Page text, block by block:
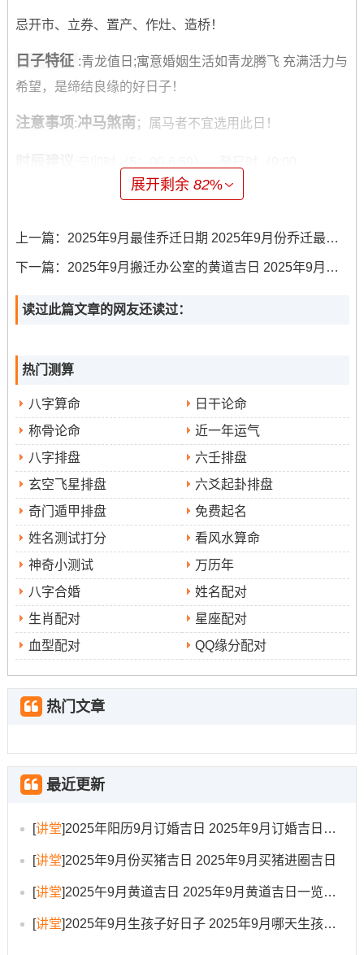
忌开市、立券、置产、作灶、造桥！
日子特征 :青龙值日;寓意婚姻生活如青龙腾飞 充满活力与
希望，是缔结良缘的好日子！
注意事项:冲马煞南 ；属马者不宜选用此日！
10:59）、丙申时（15:00-16:59）等时段能量充沛 -适宜进
公历2025年9月8日- 星期一，农历七月十七
黄历宜忌
造、动土、上梁、开光、进人口、开市、交易、立券、挂
匾、安床、入宅、移徙、栽种、伐木、入殓、破土、除
忌无！
日子特征：此为天赦日、百事皆宜，预示新人婚后生活
虽偶有小波折;但能携手克服，感情愈发深厚！
注意事项:冲狗，属狗的新人或宾客需留意！
时辰建议：己卯时（5：00-6:59）、辛巳时（9:00-
10:59）、癸未时（13:00-14：59）等均为吉时尤其推荐7-
9时（辰时）举行典礼，阳气上升 -寓意吉祥！
公历2025年9月10日;星期三~农历七月十九
黄历宜忌:宜祭祀、理发、会亲友、进人口、嫁娶、针
灸、入殓、移柩；忌探病、开渠、安葬、伐木、作灶、入
宅！
日子特征
注意事项：冲鼠煞北
时辰建议:癸卯时（5：00-6:59）、乙巳时（9:00-10：
黄历宜忌:宜嫁娶、出行、伐木、拆卸、修造、动土、移
展开剩余82%
上一篇： 2025年9月最佳乔迁日期 2025年9月份乔迁最佳日期
下一篇： 2025年9月搬迁办公室的黄道吉日 2025年9月份办公室乔迁黄道吉日
读过此篇文章的网友还读过：
热门测算
八字算命
日干论命
称骨论命
近一年运气
八字排盘
六壬排盘
玄空飞星排盘
六爻起卦排盘
奇门遁甲排盘
免费起名
姓名测试打分
看风水算命
神奇小测试
万历年
八字合婚
姓名配对
生肖配对
星座配对
血型配对
QQ缘分配对
热门文章
最近更新
[讲堂]2025年阳历9月订婚吉日 2025年9月订婚吉日有哪几天
[讲堂]2025年9月份买猪吉日 2025年9月买猪进圈吉日
[讲堂]2025午9月黄道吉日 2025年9月黄道吉日一览表大全
[讲堂]2025年9月生孩子好日子 2025年9月哪天生孩子比较好